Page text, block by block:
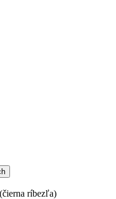
ríbezľa)